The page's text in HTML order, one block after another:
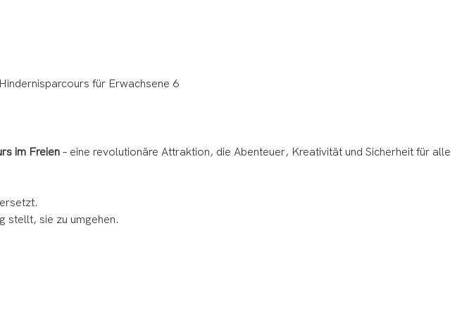
im Freien – eine revolutionäre Attraktion, die Abenteuer, Kreativität und Sicherheit für alle
stellt, sie zu umgehen.